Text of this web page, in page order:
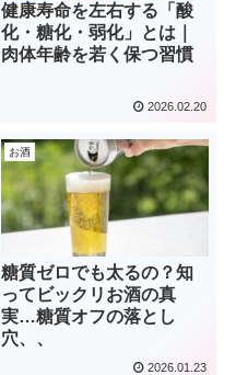
健康寿命を左右する「酸
化・糖化・弱化」とは｜
肉体年齢を若く保つ習慣
2026.02.20
お酒
糖質ゼロでも太るの？知
ってビックリお酒の真
実…糖質オフの落とし
穴、、
2026.01.23